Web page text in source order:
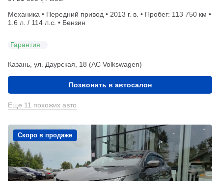
Механика • Передний привод • 2013 г. в. • Пробег: 113 750 км •
1.6 л. / 114 л.с. • Бензин
Гарантия
Казань, ул. Даурская, 18 (АС Volkswagen)
Позвонить в автосалон
Еще 11 похожих авто
Скоро в продаже